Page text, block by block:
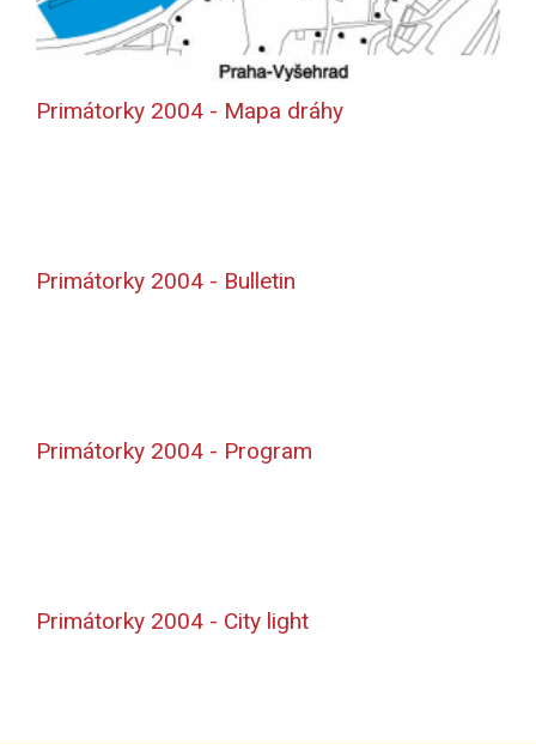
Primátorky 2004 - Mapa dráhy
Primátorky 2004 - Bulletin
Primátorky 2004 - Program
Primátorky 2004 - City light